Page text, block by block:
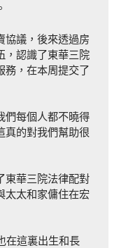
協議，後來透過房
，認識了東華三院
務，在本周提交了
們每個人都不曉得
真的對我們幫助很
東華三院法律配對
太太和家傭住在宏
在這裏出生和長